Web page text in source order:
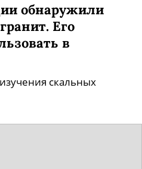
обнаружили
Его
в
скальных